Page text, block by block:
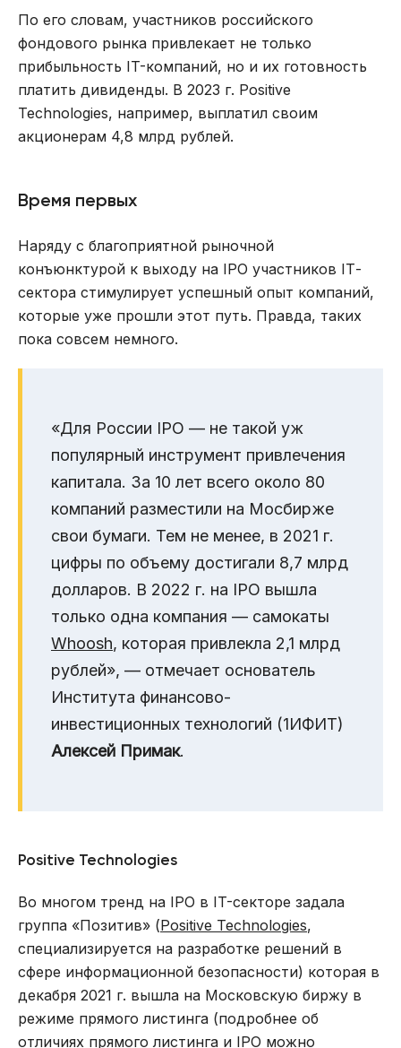
По его словам, участников российского
фондового рынка привлекает не только
прибыльность IT-компаний, но и их готовность
платить дивиденды. В 2023 г. Positive
Technologies, например, выплатил своим
акционерам 4,8 млрд рублей.
Время первых
Наряду с благоприятной рыночной
конъюнктурой к выходу на IPO участников IТ-
сектора стимулирует успешный опыт компаний,
которые уже прошли этот путь. Правда, таких
пока совсем немного.
«Для России IPO — не такой уж
популярный инструмент привлечения
капитала. За 10 лет всего около 80
компаний разместили на Мосбирже
свои бумаги. Тем не менее, в 2021 г.
цифры по объему достигали 8,7 млрд
долларов. В 2022 г. на IPO вышла
только одна компания — самокаты
Whoosh, которая привлекла 2,1 млрд
рублей», — отмечает основатель
Института финансово-
инвестиционных технологий (1ИФИТ)
Алексей Примак.
Positive Technologies
Во многом тренд на IPO в IT-секторе задала
группа «Позитив» (Positive Technologies,
специализируется на разработке решений в
сфере информационной безопасности) которая в
декабря 2021 г. вышла на Московскую биржу в
режиме прямого листинга (подробнее об
отличиях прямого листинга и IPO можно